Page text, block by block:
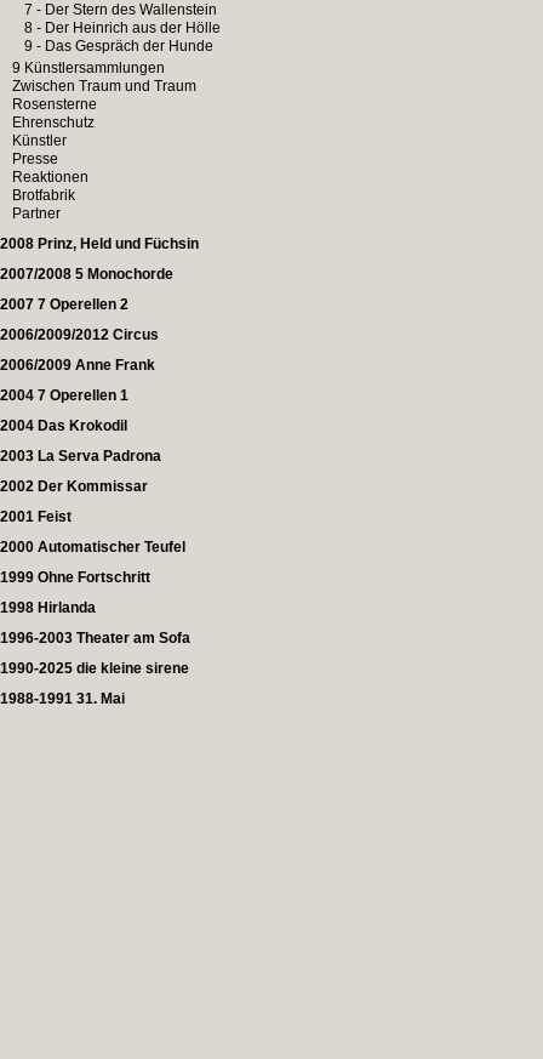
7 - Der Stern des Wallenstein
8 - Der Heinrich aus der Hölle
9 - Das Gespräch der Hunde
9 Künstlersammlungen
Zwischen Traum und Traum
Rosensterne
Ehrenschutz
Künstler
Presse
Reaktionen
Brotfabrik
Partner
2008 Prinz, Held und Füchsin
2007/2008 5 Monochorde
2007 7 Operellen 2
2006/2009/2012 Circus
2006/2009 Anne Frank
2004 7 Operellen 1
2004 Das Krokodil
2003 La Serva Padrona
2002 Der Kommissar
2001 Feist
2000 Automatischer Teufel
1999 Ohne Fortschritt
1998 Hirlanda
1996-2003 Theater am Sofa
1990-2025 die kleine sirene
1988-1991 31. Mai